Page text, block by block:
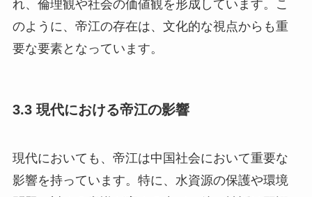
のように、帝江の存在は、文化的な視点からも重
要な要素となっています。
影響を持っています。特に、水資源の保護や環境
問題に対する意識が高まる中で、彼の神話は再評